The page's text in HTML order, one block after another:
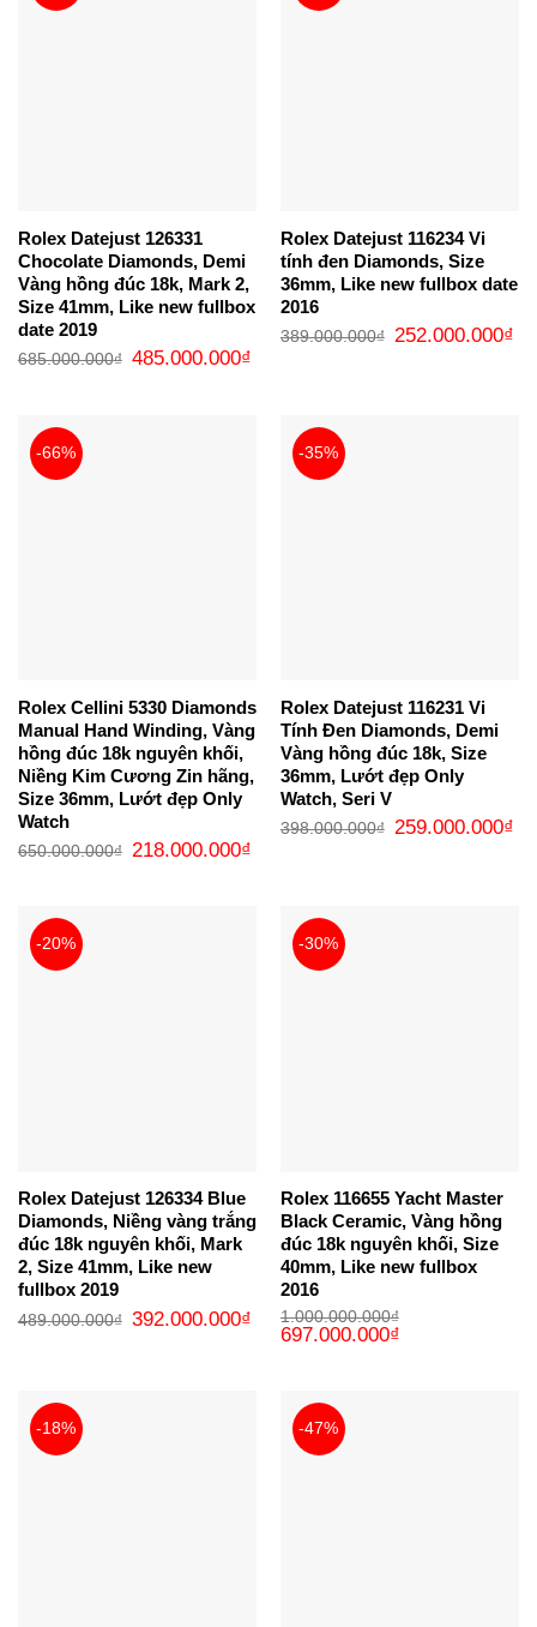
Rolex Datejust 126331
Chocolate Diamonds, Demi
Vàng hồng đúc 18k, Mark 2,
Size 41mm, Like new fullbox
date 2019
685.000.000₫ Giá
gốc
485.000.000₫Giá
Rolex Datejust 116234 Vi
tính đen Diamonds, Size
36mm, Like new fullbox date
2016
389.000.000₫
Giá
gốc
252.000.000₫
-66%
Rolex Cellini 5330 Diamonds
Manual Hand Winding, Vàng
hồng đúc 18k nguyên khối,
Niềng Kim Cương Zin hãng,
Size 36mm, Lướt đẹp Only
Watch
650.000.000₫
Giá
gốc
218.000.000₫Giá
-35%
Rolex Datejust 116231 Vi
Tính Đen Diamonds, Demi
Vàng hồng đúc 18k, Size
36mm, Lướt đẹp Only
Watch, Seri V
398.000.000₫
Giá
gốc
259.000.000₫
-20%
Rolex Datejust 126334 Blue
Diamonds, Niềng vàng trắng
đúc 18k nguyên khối, Mark
2, Size 41mm, Like new
fullbox 2019
489.000.000₫
Giá
gốc
392.000.000₫Giá
hiện
-30%
Rolex 116655 Yacht Master
Black Ceramic, Vàng hồng
đúc 18k nguyên khối, Size
40mm, Like new fullbox
2016
1.000.000.000₫
Giá
gốc
697.000.000₫Giá
-18% -47%